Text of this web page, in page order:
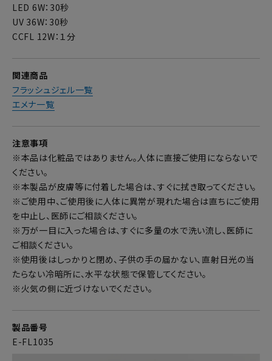
LED 6W：30秒
UV 36W：30秒
CCFL 12W：１分
関連商品
フラッシュジェル一覧
エメナ一覧
注意事項
※本品は化粧品ではありません。人体に直接ご使用にならないで
ください。
※本製品が皮膚等に付着した場合は、すぐに拭き取ってください。
※ご使用中、ご使用後に人体に異常が現れた場合は直ちにご使用
を中止し、医師にご相談ください。
※万が一目に入った場合は、すぐに多量の水で洗い流し、医師に
ご相談ください。
※使用後はしっかりと閉め、子供の手の届かない、直射日光の当
たらない冷暗所に、水平な状態で保管してください。
※火気の側に近づけないでください。
製品番号
E-FL1035